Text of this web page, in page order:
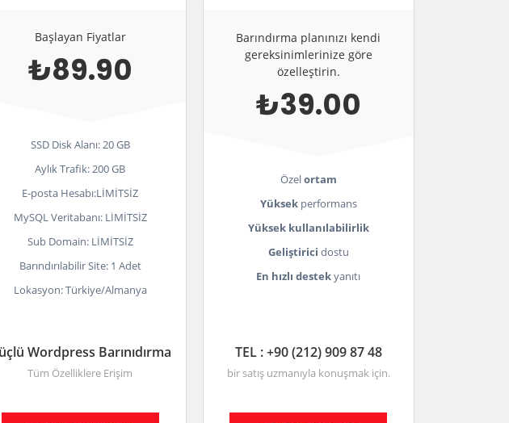
Başlayan Fiyatlar
₺89.90
SSD Disk Alanı: 20 GB
Aylık Trafik: 200 GB
E-posta Hesabı:LİMİTSİZ
MySQL Veritabanı: LİMİTSİZ
Sub Domain: LİMİTSİZ
Barındırılabilir Site: 1 Adet
Lokasyon: Türkiye/Almanya
Wordpress Barınıdırma
Tüm Özelliklere Erişim
Barındırma planınızı kendi
gereksinimlerinize göre
özelleştirin.
₺39.00
Özelortam
Yüksekperformans
Yüksek kullanılabilirlik
Geliştirici dostu
En hızlı destekyanıtı
TEL : +90 (212) 909 87 48
bir satış uzmanıyla konuşmak için.